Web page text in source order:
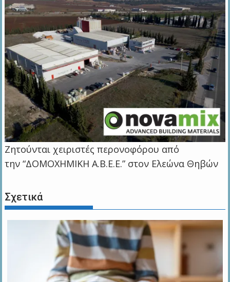
Ζητούνται χειριστές περονοφόρου από
την “ΔΟΜΟΧΗΜΙΚΗ Α.Β.Ε.Ε.” στον Ελεώνα Θηβών
Σχετικά